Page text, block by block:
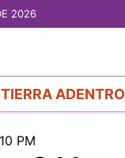
2026
TIERRA ADENTRO
PM